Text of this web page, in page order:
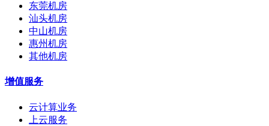
东莞机房
汕头机房
中山机房
惠州机房
其他机房
增值服务
云计算业务
上云服务